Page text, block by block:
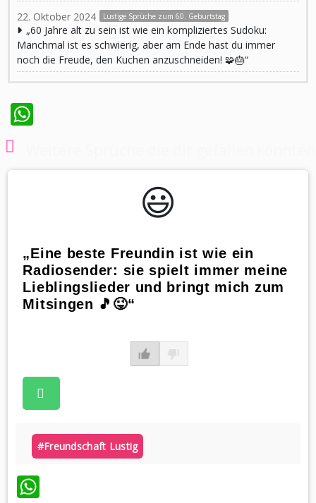
22. Oktober 2024 Lustige Sprüche zum 60. Geburtstag
„60 Jahre alt zu sein ist wie ein kompliziertes Sudoku:
Manchmal ist es schwierig, aber am Ende hast du immer
noch die Freude, den Kuchen anzuschneiden! 🧩🎂“
😃️
„Eine beste Freundin ist wie ein
Radiosender: sie spielt immer meine
Lieblingslieder und bringt mich zum
Mitsingen 🎵😜“
#freundschaft Lustig
WhatsApp